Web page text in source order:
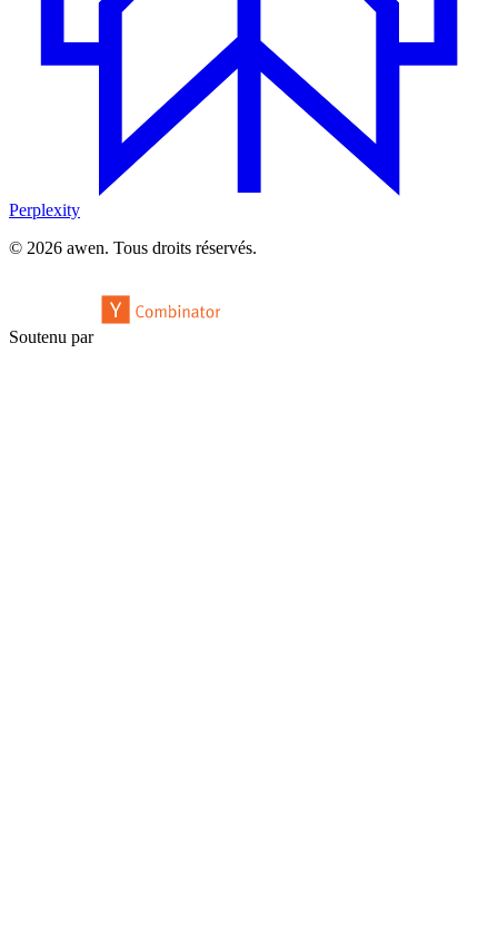
Perplexity
© 2026 awen. Tous droits réservés.
Soutenu par